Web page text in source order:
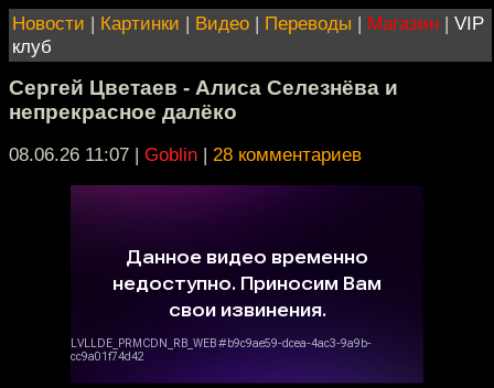
Новости | Картинки | Видео | Переводы | Магазин | VIP
клуб
Сергей Цветаев - Алиса Селезнёва и
непрекрасное далёко
08.06.26 11:07 | Goblin | 28 комментариев